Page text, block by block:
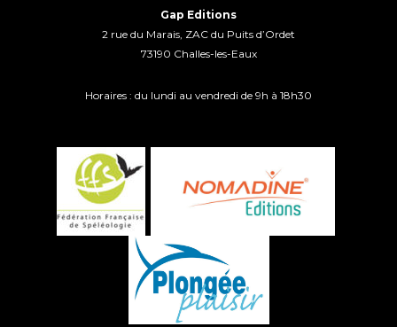
Gap Editions
2 rue du Marais, ZAC du Puits d’Ordet
73190 Challes-les-Eaux
Horaires : du lundi au vendredi de 9h à 18h30